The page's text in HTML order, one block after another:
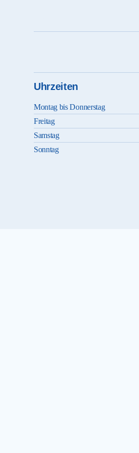
Uhrzeiten
Montag bis Donnerstag
Freitag
Samstag
Sonntag